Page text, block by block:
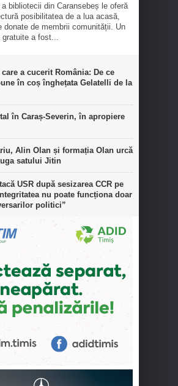
bibliotecii din Caransebeș le oferă
posibilitatea de a lua acasă,
donate de membrii comunității. Un
a fost...
a cucerit România: De ce
în coș înghețata Gelatelli de la
în Caraș-Severin, în apropiere
Alin Olan și formația Olan urcă
satului Jitin
USR după sesizarea CCR pe
nu poate funcționa doar
politici”